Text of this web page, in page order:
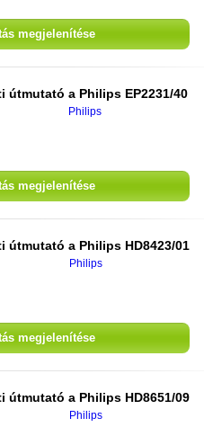
megjelenítése
útmutató a Philips EP2231/40
Philips
megjelenítése
útmutató a Philips HD8423/01
Philips
megjelenítése
útmutató a Philips HD8651/09
Philips